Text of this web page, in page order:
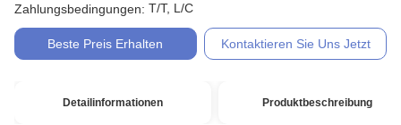
Zahlungsbedingungen: T/T, L/C
Beste Preis Erhalten Kontaktieren Sie Uns Jetzt
Detailinformationen Produktbeschreibung